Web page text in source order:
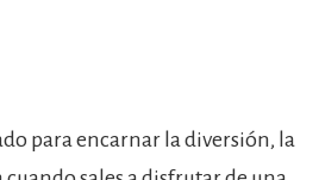
para encarnar la diversión, la